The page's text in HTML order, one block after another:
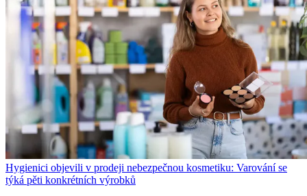
Hygienici objevili v prodeji nebezpečnou kosmetiku: Varování se
týká pěti konkrétních výrobků